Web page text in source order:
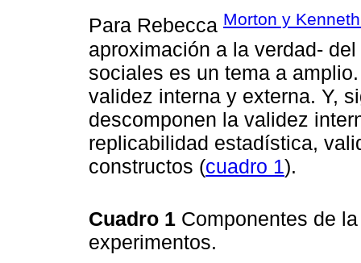
Para Rebecca Morton y
aproximación a la verdad-
sociales es un tema a
validez interna y externa. Y,
descomponen la validez
replicabilidad estadística,
constructos (cuadro 1).
Cuadro 1 Componentes de
experimentos.